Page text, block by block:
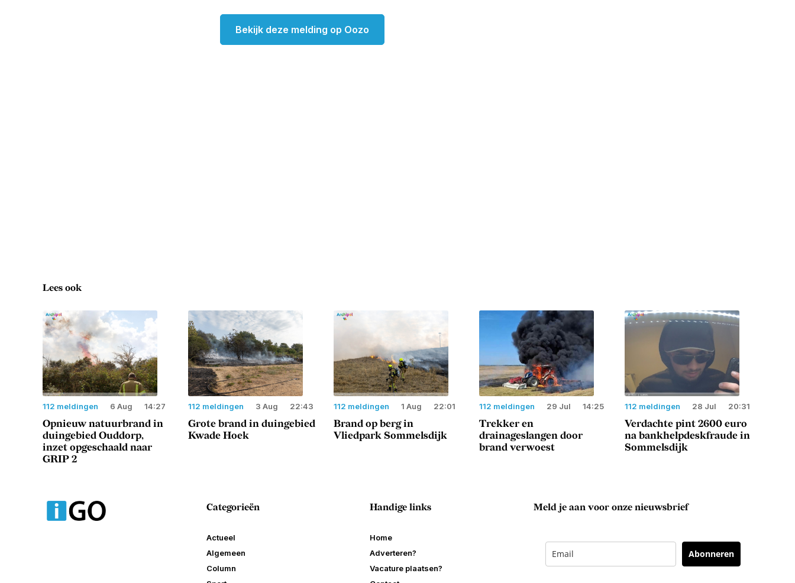
Bekijk deze melding op Oozo
Lees ook
112 meldingen 6 Aug 14:27
Opnieuw natuurbrand in
duingebied Ouddorp,
inzet opgeschaald naar
GRIP 2
112 meldingen 3 Aug 22:43
Grote brand in duingebied
Kwade Hoek
112 meldingen 1 Aug 22:01
Brand op berg in
Vliedpark Sommelsdijk
112 meldingen 29 Jul 14:25
Trekker en
drainageslangen door
brand verwoest
112 meldingen 28 Jul 20:31
Verdachte pint 2600 euro
na bankhelpdeskfraude in
Sommelsdijk
Categorieën
Actueel
Algemeen
Column
Handige links
Home
Adverteren?
Vacature plaatsen?
Meld je aan voor onze nieuwsbrief
Abonneren